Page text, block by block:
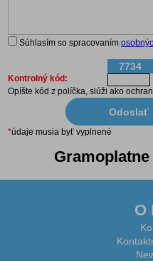
Súhlasím so spracovaním
7734
Kontrolný kód:
Opíšte kód z políčka, slúži ako
*údaje musia byť vyplnené
Gramoplatne
O